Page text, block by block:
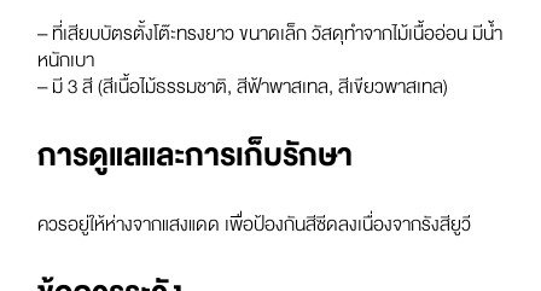
– ที่เสียบบัตรตั้งโต๊ะทรงยาว ขนาดเล็ก วัสดุทำจากไม้เนื้ออ่อน มีน้ำ
หนักเบา
– มี 3 สี (สีเนื้อไม้ธรรมชาติ, สีฟ้าพาสเทล, สีเขียวพาสเทล)
การดูแลและการเก็บรักษา
ควรอยู่ให้ห่างจากแสงแดด เพื่อป้องกันสีซีดลงเนื่องจากรังสียูวี